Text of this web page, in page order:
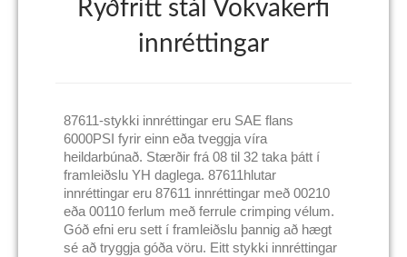
Ryðfrítt stál Vökvakerfi
innréttingar
87611-stykki innréttingar eru SAE flans
6000PSI fyrir einn eða tveggja víra
heildarbúnað. Stærðir frá 08 til 32 taka þátt í
framleiðslu YH daglega. 87611hlutar
innréttingar eru 87611 innréttingar með 00210
eða 00110 ferlum með ferrule crimping vélum.
Góð efni eru sett í framleiðslu þannig að hægt
sé að tryggja góða vöru. Eitt stykki innréttingar